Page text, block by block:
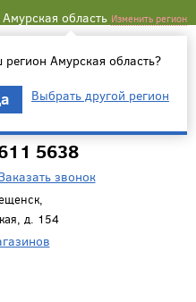
Амурская область Изменить регион
Амурская область?
Выбрать другой регион
связи
5638
звонок
д. 154